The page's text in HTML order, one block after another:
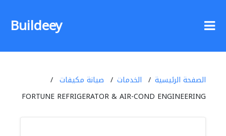
Buildeey
الصفحة الرئيسية الخدمات
صيانة مكيفات
FORTUNE REFRIGERATOR & AIR-COND ENGINEERING